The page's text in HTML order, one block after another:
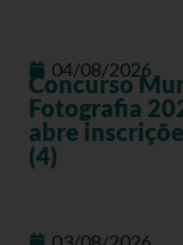
04/08/2026
Concurso
Fotografia
abre
(4)